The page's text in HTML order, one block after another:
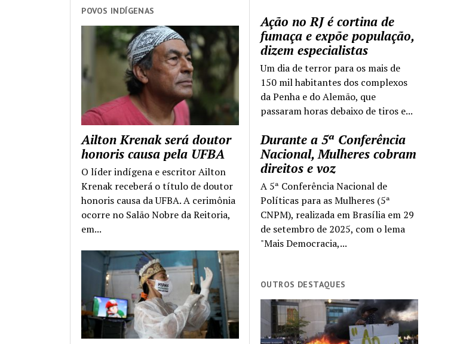
Ação no RJ é cortina de
fumaça e expõe população,
dizem especialistas
Um dia de terror para os mais de
150 mil habitantes dos complexos
da Penha e do Alemão, que
passaram horas debaixo de tiros e...
Durante a 5ª Conferência
Nacional, Mulheres cobram
direitos e voz
A 5ª Conferência Nacional de
Políticas para as Mulheres (5ª
CNPM), realizada em Brasília em 29
de setembro de 2025, com o lema
"Mais Democracia,...
OUTROS DESTAQUES
POVOS INDÍGENAS
Ailton Krenak será doutor
honoris causa pela UFBA
O líder indígena e escritor Ailton
Krenak receberá o título de doutor
honoris causa da UFBA. A cerimônia
ocorre no Salão Nobre da Reitoria,
em...